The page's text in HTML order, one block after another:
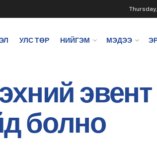
УЛС ТӨР НИЙГЭМ МЭДЭЭ
болно